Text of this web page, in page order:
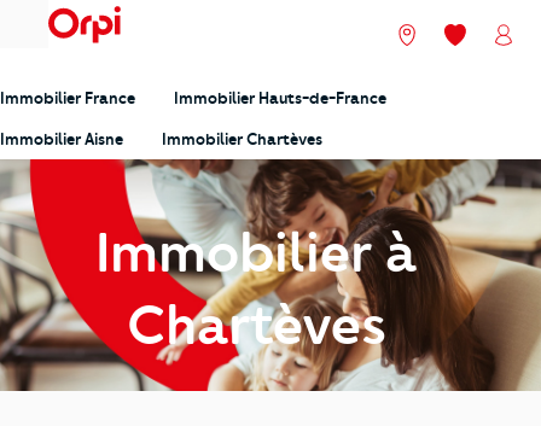
menu Nos agences
Mes
Immobilier France Immobilier Hauts-de-France
Immobilier Aisne Immobilier Chartèves
Immobilier à
Chartèves